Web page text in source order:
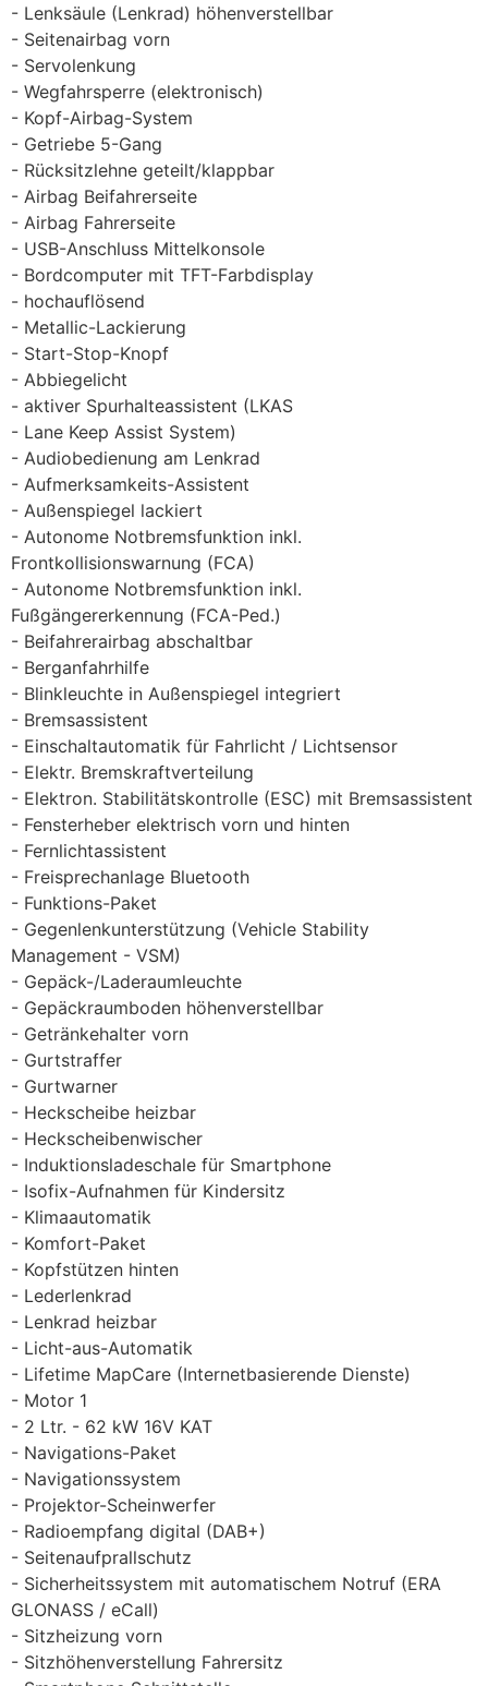
Lenksäule (Lenkrad) höhenverstellbar
Seitenairbag vorn
Servolenkung
Wegfahrsperre (elektronisch)
Kopf-Airbag-System
Getriebe 5-Gang
Rücksitzlehne geteilt/klappbar
Airbag Beifahrerseite
Airbag Fahrerseite
USB-Anschluss Mittelkonsole
Bordcomputer mit TFT-Farbdisplay
hochauflösend
Metallic-Lackierung
Start-Stop-Knopf
Abbiegelicht
aktiver Spurhalteassistent (LKAS
Lane Keep Assist System)
Audiobedienung am Lenkrad
Aufmerksamkeits-Assistent
Außenspiegel lackiert
Autonome Notbremsfunktion inkl.
Frontkollisionswarnung (FCA)
Autonome Notbremsfunktion inkl.
Fußgängererkennung (FCA-Ped.)
Beifahrerairbag abschaltbar
Berganfahrhilfe
Blinkleuchte in Außenspiegel integriert
Bremsassistent
Einschaltautomatik für Fahrlicht / Lichtsensor
Elektr. Bremskraftverteilung
Elektron. Stabilitätskontrolle (ESC) mit Bremsassistent
Fensterheber elektrisch vorn und hinten
Fernlichtassistent
Freisprechanlage Bluetooth
Funktions-Paket
Gegenlenkunterstützung (Vehicle Stability
Management - VSM)
Gepäck-/Laderaumleuchte
Gepäckraumboden höhenverstellbar
Getränkehalter vorn
Gurtstraffer
Gurtwarner
Heckscheibe heizbar
Heckscheibenwischer
Induktionsladeschale für Smartphone
Isofix-Aufnahmen für Kindersitz
Klimaautomatik
Komfort-Paket
Kopfstützen hinten
Lederlenkrad
Lenkrad heizbar
Licht-aus-Automatik
Lifetime MapCare (Internetbasierende Dienste)
Motor 1
2 Ltr. - 62 kW 16V KAT
Navigations-Paket
Navigationssystem
Projektor-Scheinwerfer
Radioempfang digital (DAB+)
Seitenaufprallschutz
Sicherheitssystem mit automatischem Notruf (ERA
GLONASS / eCall)
Sitzheizung vorn
Sitzhöhenverstellung Fahrersitz